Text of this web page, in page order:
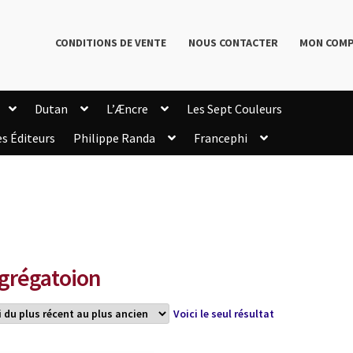
CONDITIONS DE VENTE NOUS CONTACTER MON
Dutan L’Æncre
Les Sept Couleurs
Éditeurs Philippe Randa
Francephi
Voici le seul résultat